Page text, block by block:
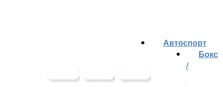
Автоспорт
Бокс
/